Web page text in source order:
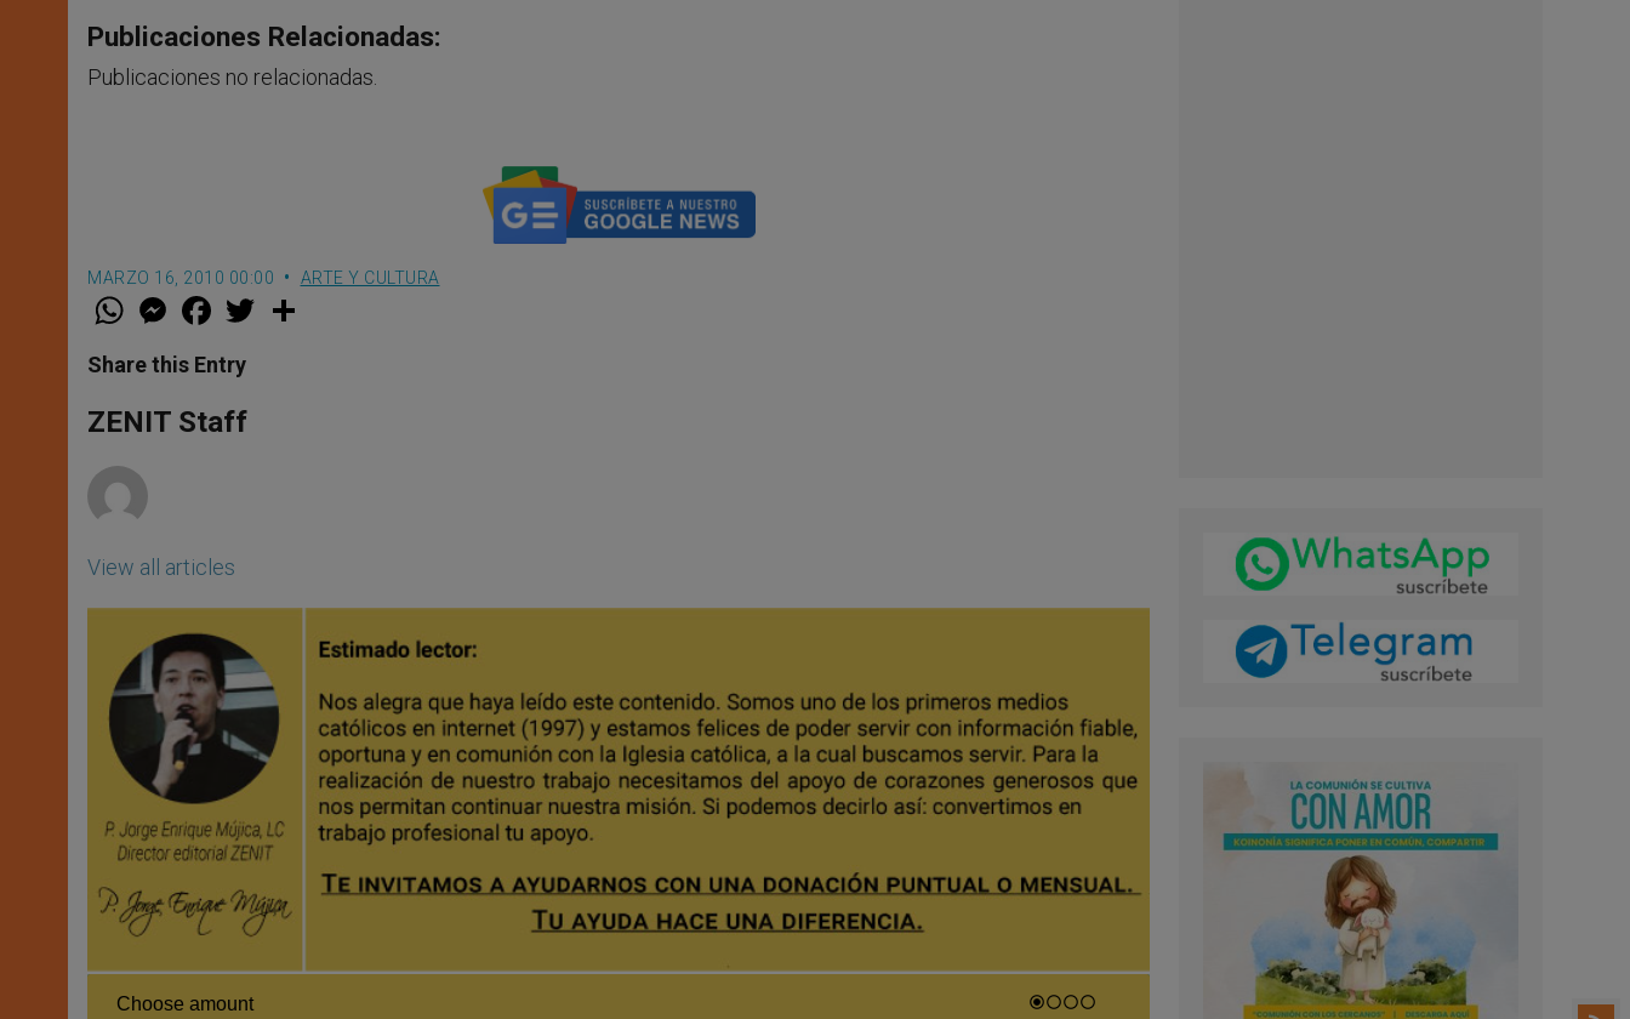
Publicaciones Relacionadas:
Publicaciones no relacionadas.
MARZO 16, 2010 00:00 ARTE Y CULTURA
W
t
s
p
p
M
e
s
e
g
e
F
a
e
b
o
k
w
Share this Entry
ZENIT Staff
View all articles